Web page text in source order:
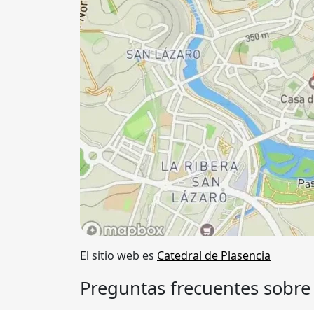
El sitio web es Catedral de Plasencia
Preguntas frecuentes